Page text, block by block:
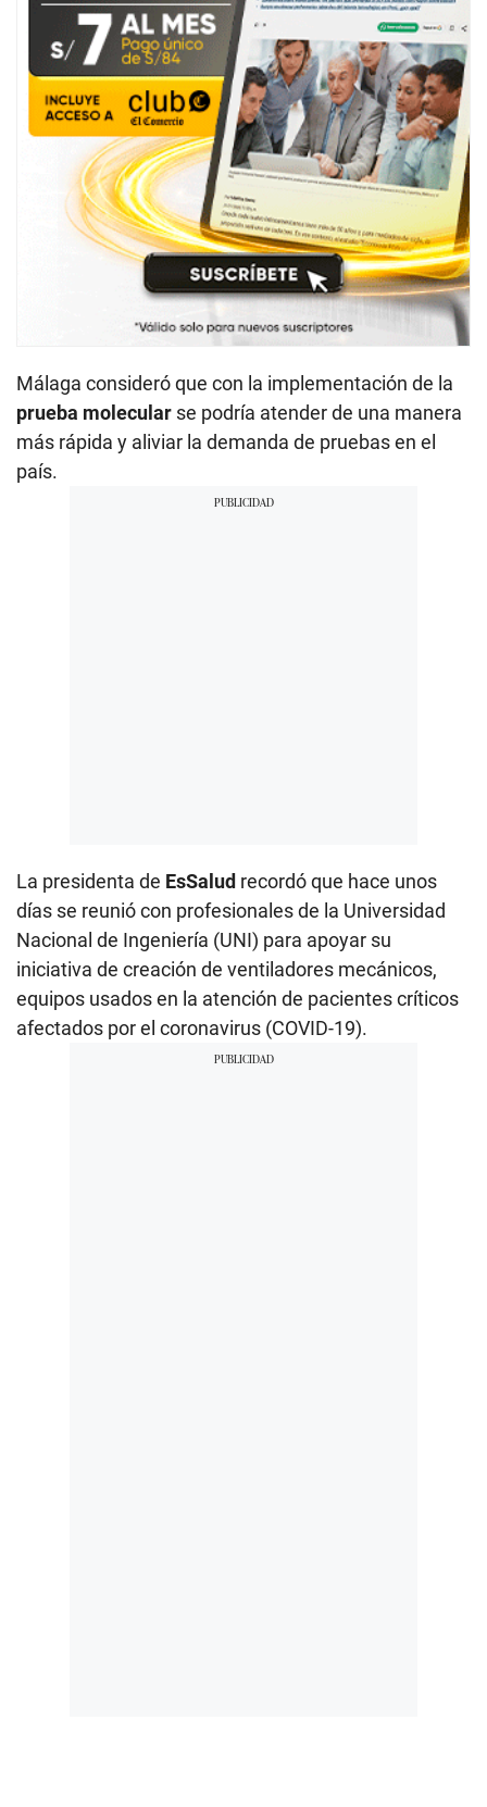
Málaga consideró que con la implementación de la
prueba molecular se podría atender de una manera
más rápida y aliviar la demanda de pruebas en el
país.
La presidenta de EsSalud recordó que hace unos
días se reunió con profesionales de la Universidad
Nacional de Ingeniería (UNI) para apoyar su
iniciativa de creación de ventiladores mecánicos,
equipos usados en la atención de pacientes críticos
afectados por el coronavirus (COVID-19).